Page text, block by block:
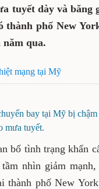
tuyết dày và băng
phố New
qua.
mạng tại Mỹ
bay tại Mỹ bị
mưa tuyết.
bố tình trạng khẩn
nhìn giảm
phố New